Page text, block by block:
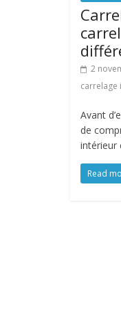
2
carrelage
Avant
de
intérieur
Read